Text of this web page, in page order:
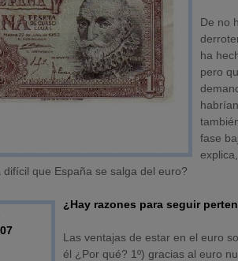
De no
ha
pero
fase
difícil que España se salga del euro?
¿Hay razones para seguir
Las ventajas de estar en el euro
él ¿Por qué? 1º) gracias al euro